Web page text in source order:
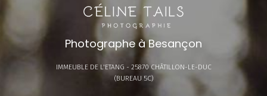
Photographe à Besançon
IMMEUBLE DE L'ETANG - 25870 CHÂTILLON-LE-DUC
(BUREAU 5C)